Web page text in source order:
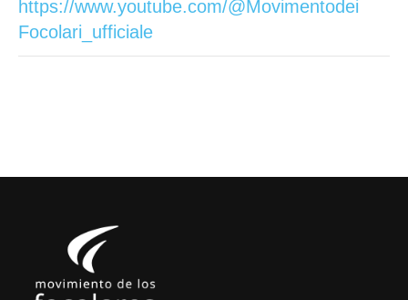
https://www.youtube.com/@Movimentodei
Focolari_ufficiale